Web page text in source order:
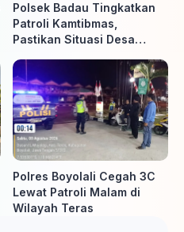
Polsek Badau Tingkatkan
Patroli Kamtibmas,
Pastikan Situasi Desa
Polres Boyolali Cegah 3C
Lewat Patroli Malam di
Wilayah Teras